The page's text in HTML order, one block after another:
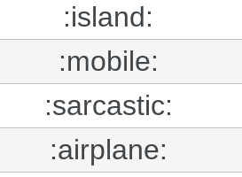
:island:
:mobile:
:sarcastic:
:airplane: